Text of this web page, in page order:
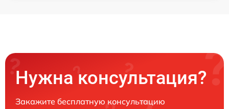
Нужна консультация?
Закажите бесплатную консультацию